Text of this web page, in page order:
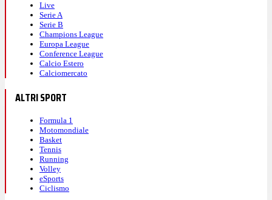
Live
Serie A
Serie B
Champions League
Europa League
Conference League
Calcio Estero
Calciomercato
ALTRI SPORT
Formula 1
Motomondiale
Basket
Tennis
Running
Volley
eSports
Ciclismo